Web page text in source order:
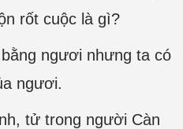
rốt cuộc là gì?
ngươi nhưng ta có
ngươi.
tử trong người Càn